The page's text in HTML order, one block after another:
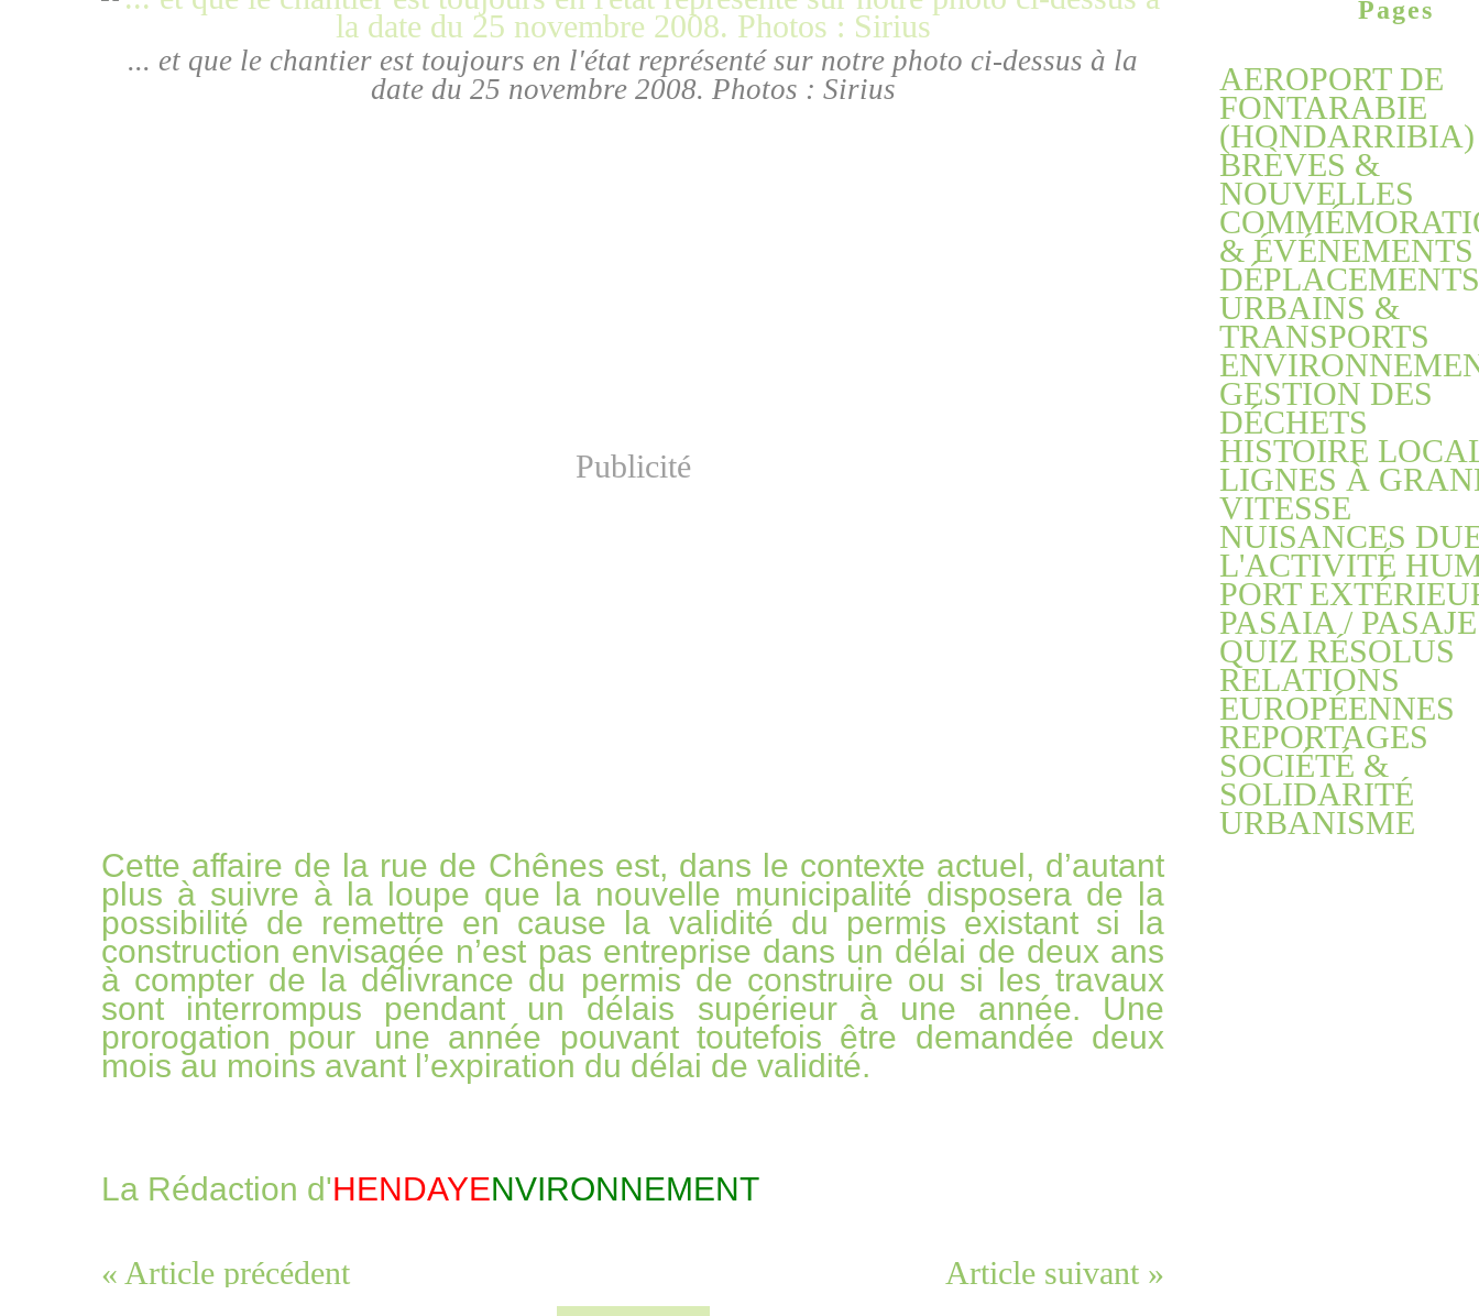
... et que le chantier est toujours en l'état représenté sur notre photo ci-dessus à la
date du 25 novembre 2008. Photos : Sirius
Publicité
Cette affaire de la rue de Chênes est, dans le contexte actuel, d’autant
plus à suivre à la loupe que la nouvelle municipalité disposera de la
possibilité de remettre en cause la validité du permis existant si la
construction envisagée n’est pas entreprise dans un délai de deux ans
à compter de la délivrance du permis de construire ou si les travaux
sont interrompus pendant un délais supérieur à une année. Une
prorogation pour une année pouvant toutefois être demandée deux
mois au moins avant l’expiration du délai de validité.
La Rédaction d'HENDAYENVIRONNEMENT
« Article précédent Article suivant »
Pages
AEROPORT DE
FONTARABIE
(HONDARRIBIA)
BRÈVES &
NOUVELLES
& ÉVÉNEMENTS
DÉPLACEMENTS
URBAINS &
TRANSPORTS
GESTION DES
DÉCHETS
HISTOIRE
LIGNES À
VITESSE
NUISANCES
L'ACTIVITÉ
PORT
PASAIA /
QUIZ RÉSOLUS
RELATIONS
EUROPÉENNES
REPORTAGES
SOCIÉTÉ &
SOLIDARITÉ
URBANISME